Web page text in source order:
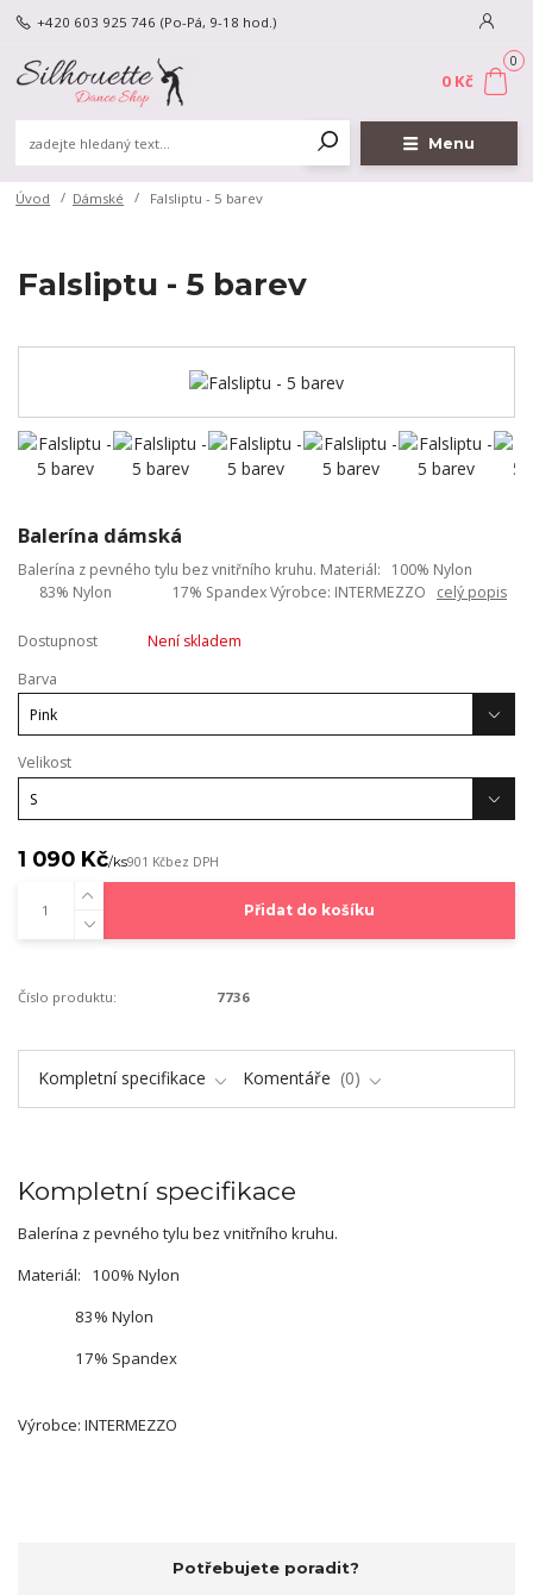
Menu
+420 603 925 746 (Po-Pá, 9-18 hod.)
0
0 Kč
Úvod Dámské Falsliptu - 5 barev
Falsliptu - 5 barev
Balerína dámská
Balerína z pevného tylu bez vnitřního kruhu. Materiál: 100% Nylon
83% Nylon 17% Spandex Výrobce: INTERMEZZO celý popis
Dostupnost
Není skladem
Barva
Velikost
1 090 Kč/ks901 Kčbez DPH
Přidat do košíku
Číslo produktu: 7736
Kompletní specifikace Komentáře 0
Kompletní specifikace
Balerína z pevného tylu bez vnitřního kruhu.
Materiál: 100% Nylon
83% Nylon
17% Spandex
Výrobce: INTERMEZZO
Potřebujete poradit?